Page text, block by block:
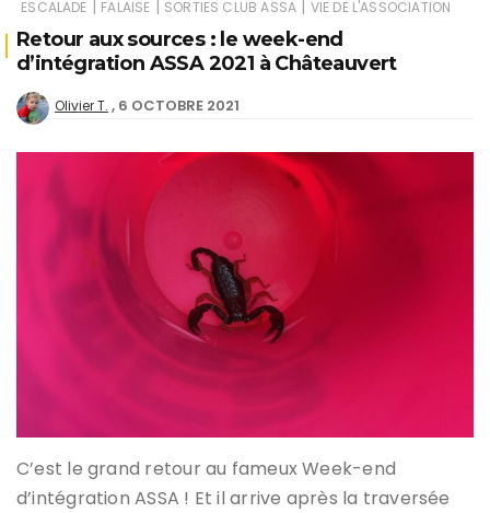
ESCALADE | FALAISE | SORTIES CLUB ASSA | VIE DE L'ASSOCIATION
Retour aux sources : le week-end
d’intégration ASSA 2021 à Châteauvert
Olivier T. 6 OCTOBRE 2021
C’est le grand retour au fameux Week-end
d’intégration ASSA ! Et il arrive après la traversée